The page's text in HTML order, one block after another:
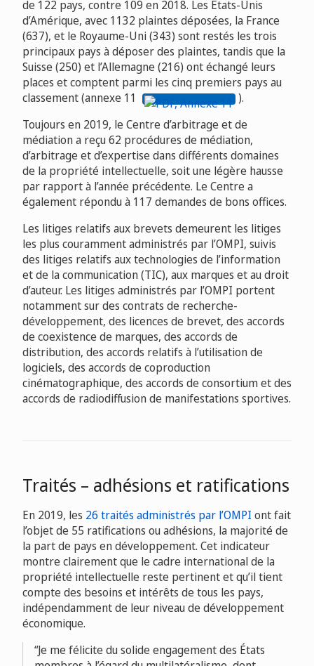
de 122 pays, contre 109 en 2018. Les États-Unis
d’Amérique, avec 1132 plaintes déposées, la France
(637), et le Royaume-Uni (343) sont restés les trois
principaux pays à déposer des plaintes, tandis que la
Suisse (250) et l’Allemagne (216) ont échangé leurs
places et comptent parmi les cinq premiers pays au
classement (annexe 11
).
Toujours en 2019, le Centre d’arbitrage et de
médiation a reçu 62 procédures de médiation,
d’arbitrage et d’expertise dans différents domaines
de la propriété intellectuelle, soit une légère hausse
par rapport à l’année précédente. Le Centre a
également répondu à 117 demandes de bons offices.
Les litiges relatifs aux brevets demeurent les litiges
les plus couramment administrés par l’OMPI, suivis
des litiges relatifs aux technologies de l’information
et de la communication (TIC), aux marques et au droit
d’auteur. Les litiges administrés par l’OMPI portent
notamment sur des contrats de recherche-
développement, des licences de brevet, des accords
de coexistence de marques, des accords de
distribution, des accords relatifs à l’utilisation de
logiciels, des accords de coproduction
cinématographique, des accords de consortium et des
accords de radiodiffusion de manifestations sportives.
Traités – adhésions et ratifications
En 2019, les 26 traités administrés par l’OMPI ont fait
l’objet de 55 ratifications ou adhésions, la majorité de
la part de pays en développement. Cet indicateur
montre clairement que le cadre international de la
propriété intellectuelle reste pertinent et qu’il tient
compte des besoins et intérêts de tous les pays,
indépendamment de leur niveau de développement
économique.
Je me félicite du solide engagement des États